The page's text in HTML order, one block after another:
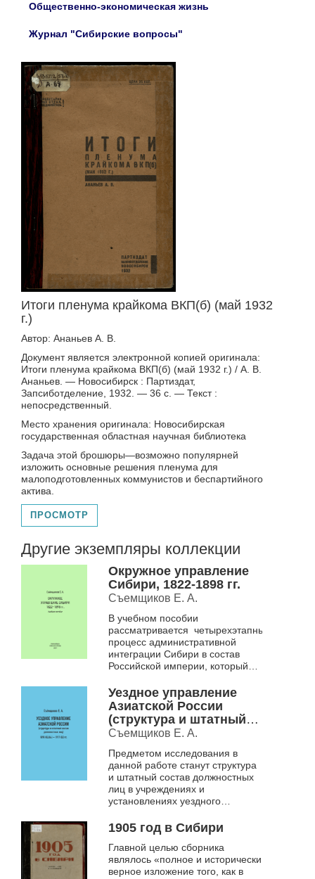
Общественно-экономическая жизнь
Журнал "Сибирские вопросы"
Итоги пленума крайкома ВКП(б) (май 1932
г.)
Автор: Ананьев А. В.
Документ является электронной копией оригинала:
Итоги пленума крайкома ВКП(б) (май 1932 г.) / А. В.
Ананьев. — Новосибирск : Партиздат,
Запсиботделение, 1932. — 36 с. — Текст :
непосредственный.
Место хранения оригинала: Новосибирская
государственная областная научная библиотека
Задача этой брошюры—возможно популярней
изложить основные решения пленума для
малоподготовленных коммунистов и беспартийного
актива.
ПРОСМОТР
Другие экземпляры коллекции
Окружное управление
Сибири, 1822-1898 гг.
Съемщиков Е. А.
В учебном пособии
рассматривается четырехэтапный
процесс административной
интеграции Сибири в состав
Российской империи, который
момента возврата к уездной
ад...
Уездное управление
Азиатской России
(структура и штатный
состав должностных
лиц), 1898 (02.06)-1917
(02) гг.
Съемщиков Е. А.
Предметом исследования в
данной работе станут структура
и штатный состав должностных
лиц в учреждениях и
установлениях уездного
структура самого уездного
(окружног...
1905 год в Сибири
Главной целью сборника
являлось «полное и исторически
верное изложение того, как в